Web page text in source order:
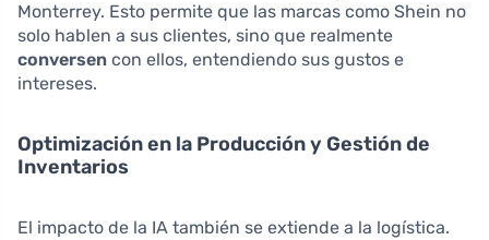
Monterrey. Esto permite que las marcas como Shein no
solo hablen a sus clientes, sino que realmente
conversen con ellos, entendiendo sus gustos e
intereses.
Optimización en la Producción y Gestión de
Inventarios
El impacto de la IA también se extiende a la logística.